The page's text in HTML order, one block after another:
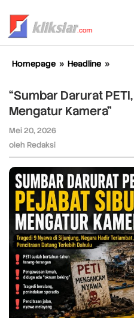
konten
Homepage » Headline »
PETI,
“Sumbar Darurat
Mengatur Kamera”
Mei 20, 2026
oleh Redaksi